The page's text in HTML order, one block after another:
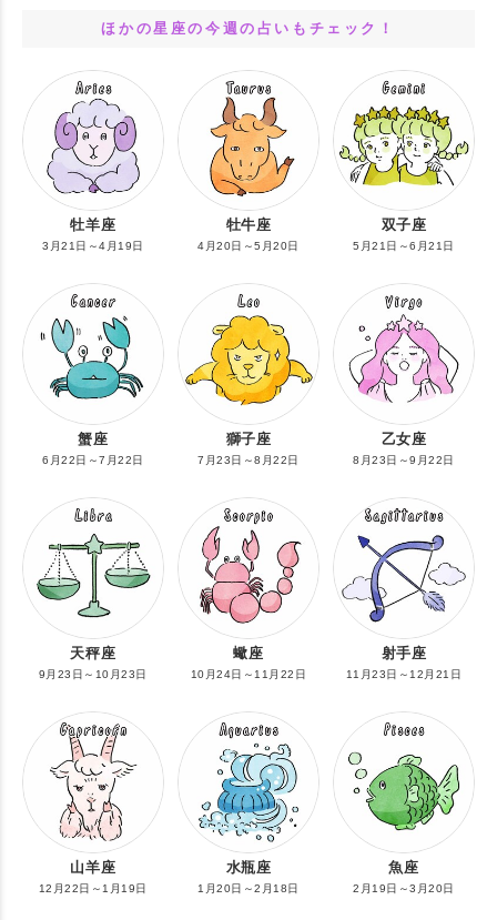
ほかの星座の今週の占いもチェック！
牡羊座
3月21日～4月19日
牡牛座
4月20日～5月20日
双子座
5月21日～6月21日
蟹座
6月22日～7月22日
獅子座
7月23日～8月22日
乙女座
8月23日～9月22日
天秤座
9月23日～10月23日
蠍座
10月24日～11月22日
射手座
11月23日～12月21日
山羊座
12月22日～1月19日
水瓶座
1月20日～2月18日
魚座
2月19日～3月20日